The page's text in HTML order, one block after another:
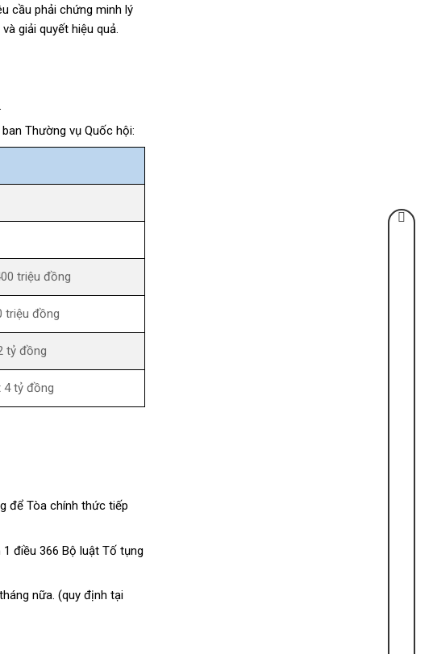
cầu phải chứng minh lý
giải quyết hiệu quả.
Thường vụ Quốc hội:
triệu đồng
triệu đồng
tỷ đồng
4 tỷ đồng
để Tòa chính thức tiếp
điều 366 Bộ luật Tố tụng
nữa. (quy định tại